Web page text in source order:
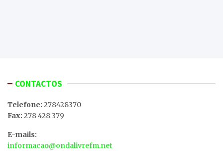
CONTACTOS
Telefone: 278428370
Fax: 278 428 379
E-mails:
informacao@ondalivrefm.net